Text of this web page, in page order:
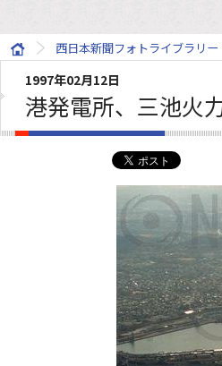
西日本新聞フォトライブラリー
1997年02月12日
港発電所、三池火